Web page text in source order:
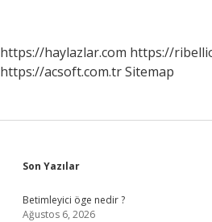
https://haylazlar.com https://
https://acsoft.com.trSitemap
Sidebar
Son Yazılar
Betimleyici öge nedir ?
Ağustos 6, 2026